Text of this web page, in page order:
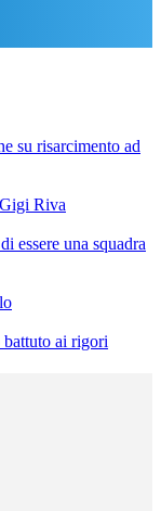
su risarcimento ad
Riva
essere una squadra
ai rigori